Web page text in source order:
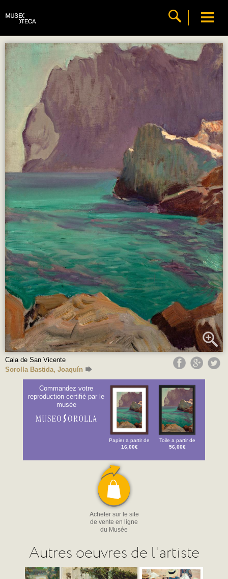
Cala de San Vicente
Sorolla Bastida, Joaquín
Commandez votre
reproduction certifié par le
musée
Papier a partir de
16,00€
Toile a partir de
56,00€
Acheter sur le site
de vente en ligne
du Musée
Autres oeuvres de l'artiste